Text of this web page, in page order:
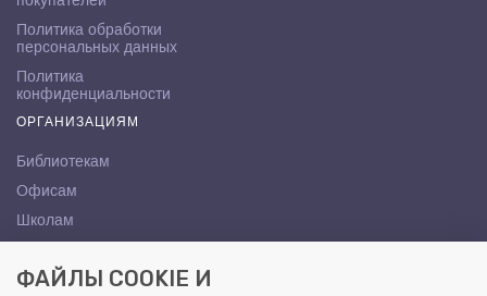
Политика обработки
персональных данных
Политика
конфиденциальности
ОРГАНИЗАЦИЯМ
Библиотекам
Офисам
Школам
КОНТАКТЫ
ФАЙЛЫ COOKIE И